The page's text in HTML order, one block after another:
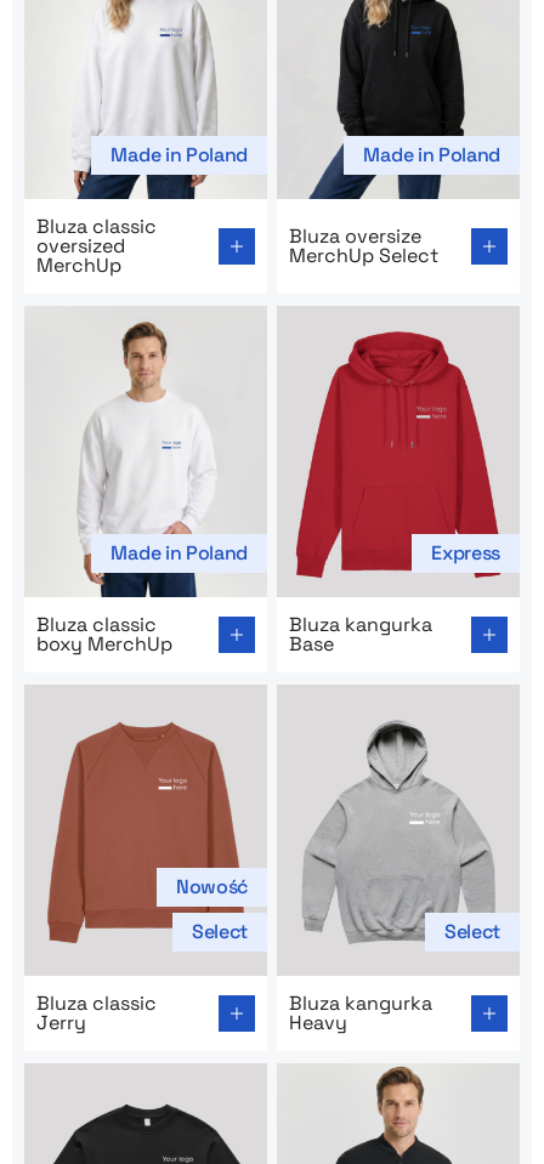
Made in Poland
Bluza classic
oversized
MerchUp
Made in Poland
Bluza oversize
MerchUp Select
Made in Poland
Bluza classic
boxy MerchUp
Express
Bluza kangurka
Base
Nowość
Select
Bluza classic
Jerry
Select
Bluza kangurka
Heavy